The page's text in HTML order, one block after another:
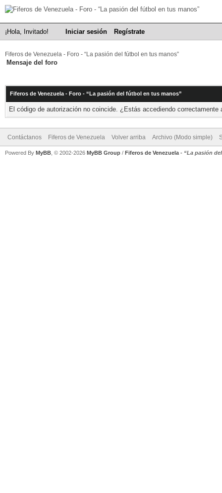
¡Hola, Invitado! Iniciar sesión Regístrate
Fiferos de Venezuela - Foro - “La pasión del fútbol en tus manos”
Mensaje del foro
Fiferos de Venezuela - Foro - “La pasión del fútbol en tus manos”
El código de autorización no coincide. ¿Estás accediendo
Contáctanos Fiferos de Venezuela Volver arriba Archivo (Modo simple)
Powered By MyBB , © 2002-2026 MyBB Group / Fiferos de Venezuela - “La pasión